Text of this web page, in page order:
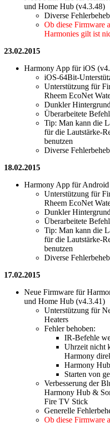
und Home Hub (v4.3.48)
Diverse
Ob diese Firmware
Harmonies gilt ist
23.02.2015
Harmony App für iOS
iOS-64Bit-
Unterstützung für
Rheem EcoNet
Dunkler
Überarbeitete
Tip: Man kann die
für die Lautstärke-
benutzen
Diverse
18.02.2015
Harmony App für
Unterstützung für
Rheem EcoNet
Dunkler
Überarbeitete
Tip: Man kann die
für die Lautstärke-
benutzen
Diverse
17.02.2015
Neue Firmware für
und Home Hub (v4.3.41)
Unterstützung für
Heaters
Fehler behoben:
IR-Befehle
Uhrzeit nicht
Harmony
Harmony
Starten von
Verbesserung der
Harmony Hub &
Fire TV Stick
Generelle
Ob diese Firmware